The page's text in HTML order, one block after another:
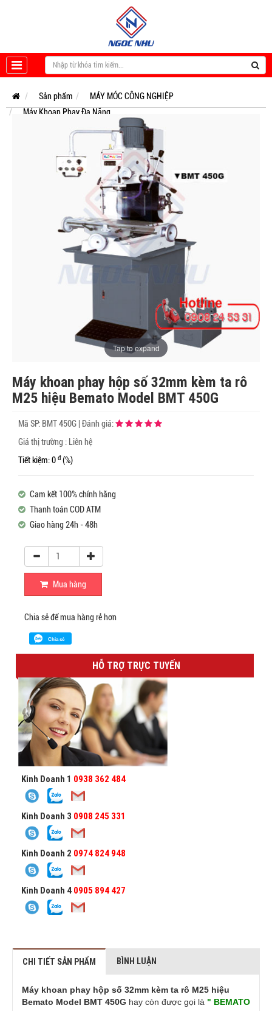
Sản phẩm
MÁY MÓC CÔNG NGHIỆP
Máy Khoan Phay Đa Năng
Tap to expand
Máy khoan phay hộp số 32mm kèm ta rô
M25 hiệu Bemato Model BMT 450G
Mã SP: BMT 450G Đánh giá:
Giá thị trường : Liên hệ
Tiết kiệm: 0 đ (%)
Cam kết 100% chính hãng
Thanh toán COD ATM
Giao hàng 24h - 48h
Mua hàng
Chia sẻ để mua hàng rẻ hơn
Chia sẻ
HỖ TRỢ TRỰC TUYẾN
Kinh Doanh 1 0938 362 484
Kinh Doanh 3 0908 245 331
Kinh Doanh 2 0974 824 948
Kinh Doanh 4 0905 894 427
CHI TIẾT SẢN PHẨM BÌNH LUẬN
Máy khoan phay hộp số 32mm kèm ta rô M25 hiệu
Bemato Model BMT 450G hay còn được gọi là " BEMATO